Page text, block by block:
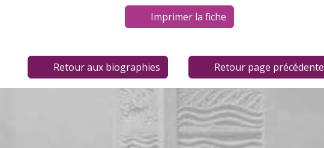
Imprimer la fiche
Retour aux biographies Retour page précédente